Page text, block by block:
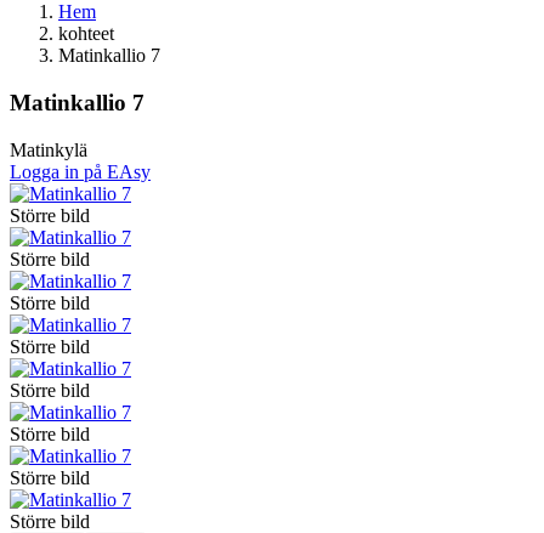
Hem
kohteet
Matinkallio 7
Matinkallio 7
Matinkylä
Logga in på EAsy
Större bild
Större bild
Större bild
Större bild
Större bild
Större bild
Större bild
Större bild